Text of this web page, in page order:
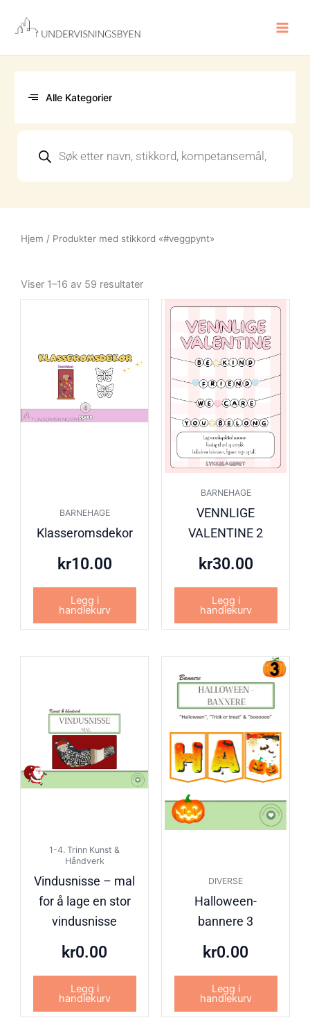
innholdet
Alle Kategorier
search
Hjem / Produkter med stikkord «#veggpynt»
Viser 1–16 av 59 resultateretter
BARNEHAGE
Klasseromsdekor
kr10.00
Legg i
handlekurv
BARNEHAGE
VENNLIGE
VALENTINE 2
kr30.00
Legg i
handlekurv
1-4. Trinn Kunst &
Håndverk
Vindusnisse – mal
for å lage en stor
vindusnisse
kr0.00
Legg i
handlekurv
DIVERSE
Halloween-
bannere 3
kr0.00
Legg i
handlekurv